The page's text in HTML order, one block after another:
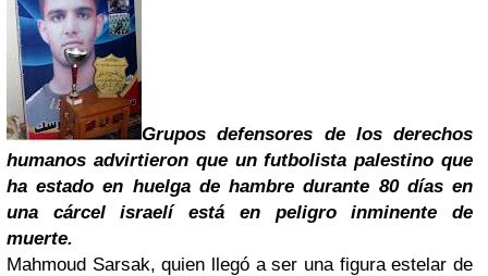
Grupos defensores de los derechos
humanos advirtieron que un futbolista palestino que
ha estado en huelga de hambre durante 80 días en
una cárcel israelí está en peligro inminente de
muerte.
Mahmoud Sarsak, quien llegó a ser una figura estelar de